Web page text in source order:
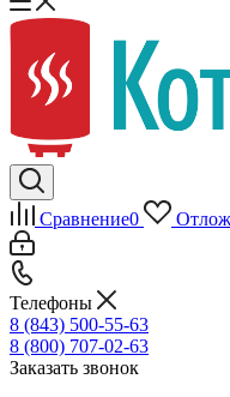
Сравнение0
Телефоны
8 (843) 500-55-63
8 (800) 707-02-63
Заказать звонок